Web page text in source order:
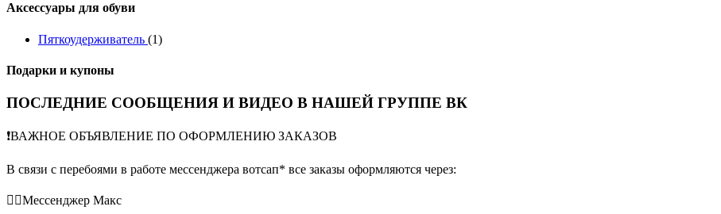
Аксессуары для обуви
Пяткоудерживатель (1)
Подарки и купоны
ПОСЛЕДНИЕ СООБЩЕНИЯ И ВИДЕО В НАШЕЙ ГРУППЕ ВК
❗️ВАЖНОЕ ОБЪЯВЛЕНИЕ ПО ОФОРМЛЕНИЮ ЗАКАЗОВ
В связи с перебоями в работе мессенджера вотсап* все заказы оформляются через:
👉🏻Мессенджер Макс